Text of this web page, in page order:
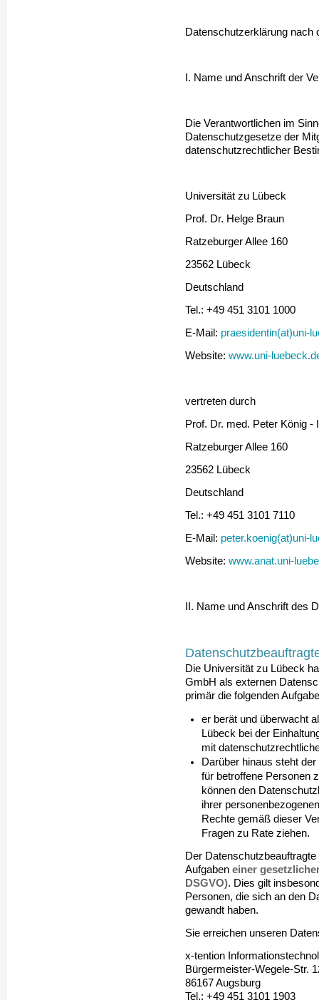
Datenschutzerklärung
I. Name und Anschrift der
Die Verantwortlichen im
Datenschutzgesetze der
datenschutzrechtlicher
Universität zu Lübeck
Prof. Dr. Helge Braun
Ratzeburger Allee 160
23562 Lübeck
Deutschland
Tel.: +49 451 3101 1000
E-Mail: praesidentin(at)uni-
Website: www.uni-
vertreten durch
Prof. Dr. med. Peter König -
Ratzeburger Allee 160
23562 Lübeck
Deutschland
Tel.: +49 451 3101 7110
E-Mail: peter.koenig(at)uni-
Website: www.anat.uni-
II. Name und Anschrift des
Die Universität zu Lübeck
GmbH als externen
primär die folgenden
er berät und überwacht
Lübeck bei der
mit
Darüber hinaus steht
für betroffene Personen
können den
ihrer
Rechte gemäß dieser
Fragen zu Rate ziehen.
Der
Aufgaben einer
DSGVO). Dies gilt
Personen, die sich an den
gewandt haben.
Sie erreichen unseren
x-tention
Bürgermeister-Wegele-Str.
86167 Augsburg
Tel.: +49 451 3101 1903